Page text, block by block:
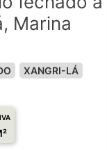
Marina
XANGRI-LÁ